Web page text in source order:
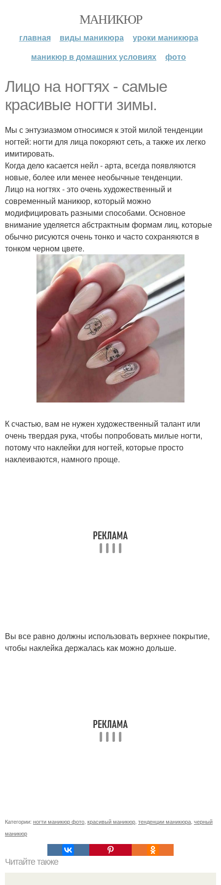
МАНИКЮР
главная виды маникюра
уроки маникюра
маникюр в домашних условиях
фото
Лицо на ногтях - самые
красивые ногти зимы.
Мы с энтузиазмом относимся к этой милой тенденции
ногтей: ногти для лица покоряют сеть, а также их легко
имитировать.
Когда дело касается нейл - арта, всегда появляются
новые, более или менее необычные тенденции.
Лицо на ногтях - это очень художественный и
современный маникюр, который можно
модифицировать разными способами. Основное
внимание уделяется абстрактным формам лиц, которые
обычно рисуются очень тонко и часто сохраняются в
тонком черном цвете.
К счастью, вам не нужен художественный талант или
очень твердая рука, чтобы попробовать милые ногти,
потому что наклейки для ногтей, которые просто
наклеиваются, намного проще.
Вы все равно должны использовать верхнее покрытие,
чтобы наклейка держалась как можно дольше.
Категории: ногти маникюр фото красивый маникюр тенденции маникюра черный
маникюр
Читайте также